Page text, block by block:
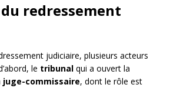
redressement
judiciaire, plusieurs acteurs
le tribunal qui a ouvert la
juge-commissaire, dont le rôle est